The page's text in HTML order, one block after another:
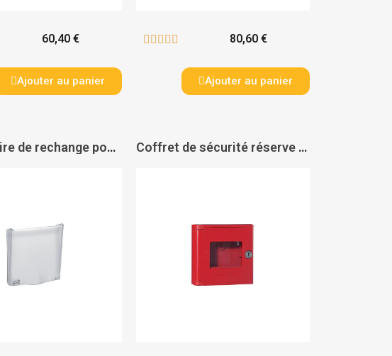
60,40 €
Ajouter au panier
     80,60 €
Ajouter au panier
Accessoire de rechange pour équipements incendie - LEGRAND Coffret de sécurité réserve de clés - LEGRAND